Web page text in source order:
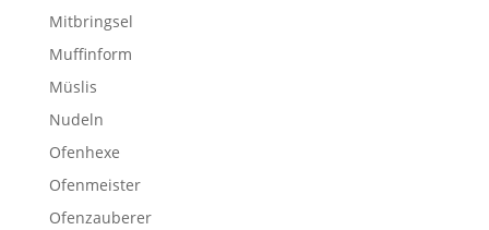
Mitbringsel
Muffinform
Müslis
Nudeln
Ofenhexe
Ofenmeister
Ofenzauberer